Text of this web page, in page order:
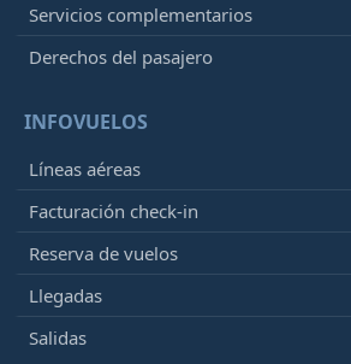
Servicios complementarios
Derechos del pasajero
INFOVUELOS
Líneas aéreas
Facturación check-in
Reserva de vuelos
Llegadas
Salidas